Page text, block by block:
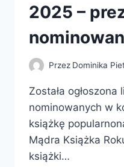
2025 –
Przez Dominika
Została ogłoszona
nominowanych w
książkę
Mądra Książka
książki…